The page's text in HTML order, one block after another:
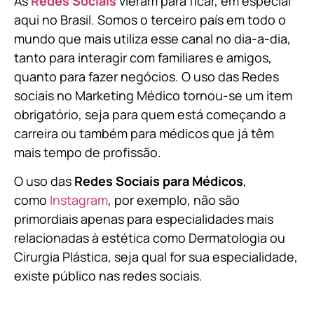
aqui no Brasil. Somos o terceiro país em todo o
mundo que mais utiliza esse canal no dia-a-dia,
tanto para interagir com familiares e amigos,
quanto para fazer negócios. O uso das Redes
sociais no Marketing Médico tornou-se um item
obrigatório, seja para quem está começando a
carreira ou também para médicos que já têm
mais tempo de profissão.
O uso das Redes Sociais para Médicos,
como Instagram, por exemplo, não são
primordiais apenas para especialidades mais
relacionadas à estética como Dermatologia ou
Cirurgia Plástica, seja qual for sua especialidade,
existe público nas redes sociais.